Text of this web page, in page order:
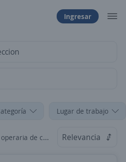
Ingresar
Lugar de trabajo
de confeccion Relevancia